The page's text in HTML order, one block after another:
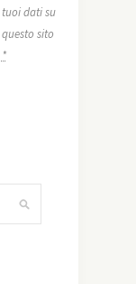
tuoi dati su
questo sito
*